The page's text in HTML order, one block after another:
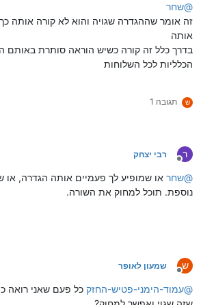
@שחר
זה אומר שההגדרה שגויה והוא לא קורה אותה
אותה
בדרך כלל זה קורה כשיש הוראה סותרת באותם
הכלליות לכל השלוחות
ש תגובה 1
ר
מנותק
רבי יצחק
@שחר או שמופיע לך פעמיים אותה הגדרה,
נוספת. תוכל למחוק את השורה.
ש
מנותק
שמעון לאופר
@עמוד-הימני-פטיש-החזק כל פעם שאני רואה